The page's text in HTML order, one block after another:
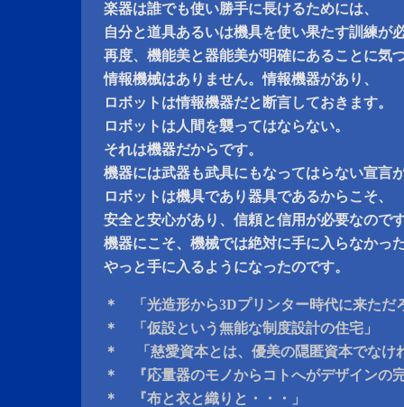
楽器は誰でも使い勝手に長けるためには、
自分と道具あるいは機具を使い果たす訓練が
再度、機能美と器能美が明確にあることに気
情報機械はありません。情報機器があり、
ロボットは情報機器だと断言しておきます。
ロボットは人間を襲ってはならない。
それは機器だからです。
機器には武器も武具にもなってはらない宣言
ロボットは機具であり器具であるからこそ、
安全と安心があり、信頼と信用が必要なので
機器にこそ、機械では絶対に手に入らなかっ
やっと手に入るようになったのです。
＊ 「光造形から3Dプリンター時代に来ただ
＊ 「仮設という無能な制度設計の住宅」
＊ 「慈愛資本とは、優美の隠匿資本でなけ
＊ 『応量器のモノからコトへがデザインの
＊ 『布と衣と織りと・・・」